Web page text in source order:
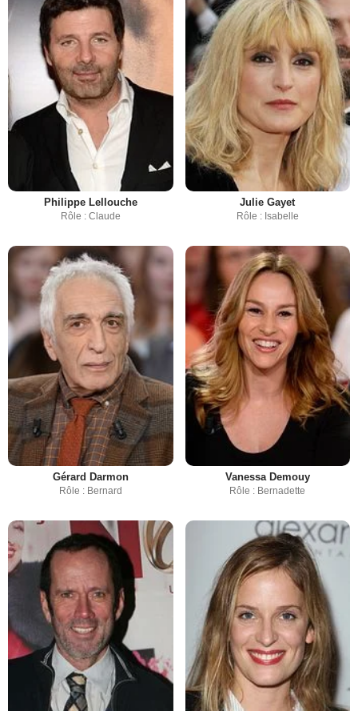
Philippe Lellouche
Rôle : Claude
Julie Gayet
Rôle : Isabelle
Gérard Darmon
Rôle : Bernard
Vanessa Demouy
Rôle : Bernadette